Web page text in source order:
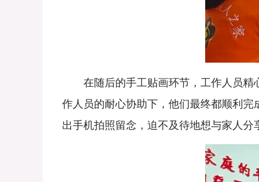
在随后的手工贴画环节，工作人员精
作人员的耐心协助下，他们最终都顺利
出手机拍照留念，迫不及待地想与家人分